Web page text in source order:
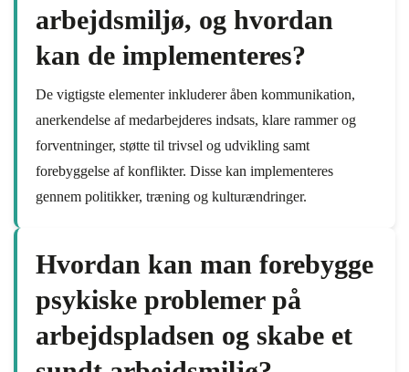
arbejdsmiljø, og hvordan
kan de implementeres?
De vigtigste elementer inkluderer åben kommunikation,
anerkendelse af medarbejderes indsats, klare rammer og
forventninger, støtte til trivsel og udvikling samt
forebyggelse af konflikter. Disse kan implementeres
gennem politikker, træning og kulturændringer.
Hvordan kan man forebygge
psykiske problemer på
arbejdspladsen og skabe et